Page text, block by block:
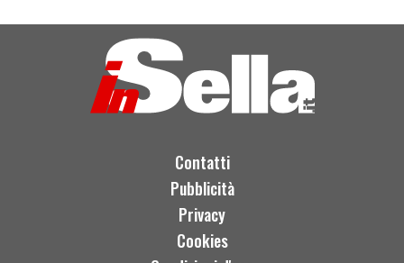
Contatti
Pubblicità
Privacy
Cookies